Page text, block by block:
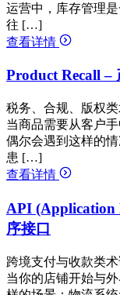
运营中，库存管理
往 […]
查看详情
Product Recall –
税务、合规、版权
当商品需要从客户
偶尔会遇到这样的
患 […]
查看详情
API (Application
序接口
跨境支付与收款类
当你的店铺开始与